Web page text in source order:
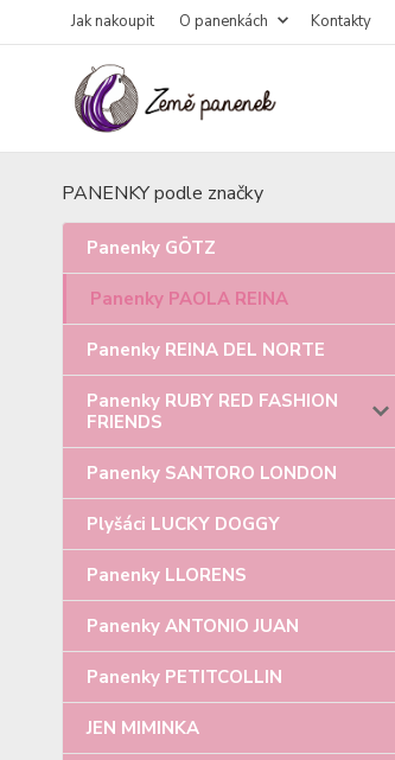
Jak nakoupit O panenkách Kontakty
PANENKY podle značky
Panenky GÖTZ
Panenky PAOLA REINA
Panenky REINA DEL NORTE
Panenky RUBY RED FASHION
FRIENDS
Panenky SANTORO LONDON
Plyšáci LUCKY DOGGY
Panenky LLORENS
Panenky ANTONIO JUAN
Panenky PETITCOLLIN
JEN MIMINKA